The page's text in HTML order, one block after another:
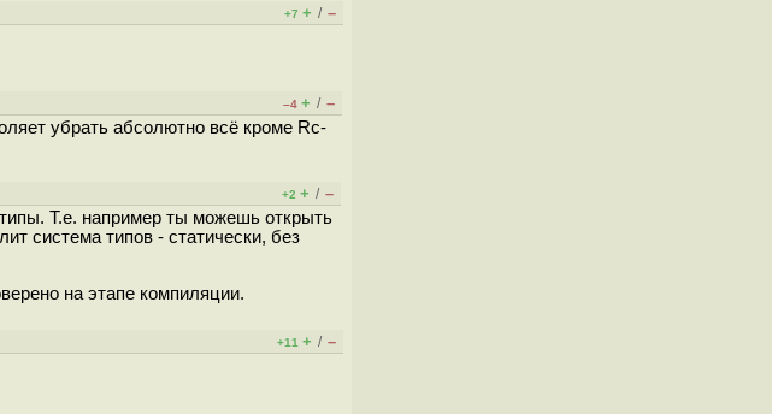
+7 + / –
–4 + / –
убрать абсолютно всё кроме Rc-
+2 + / –
Т.е. например ты можешь открыть
система типов - статически, без
на этапе компиляции.
+11 + / –